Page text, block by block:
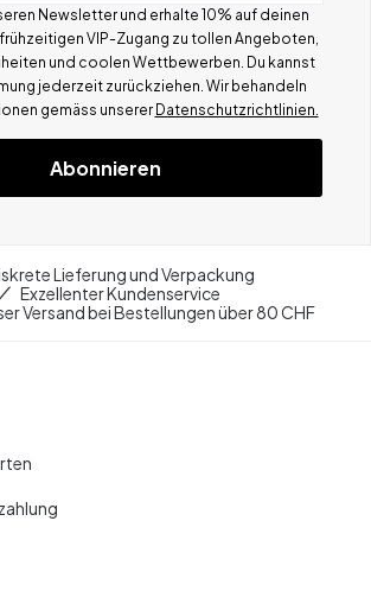
Newsletter und erhalte 10% auf deinen
VIP-Zugang zu tollen Angeboten,
und coolen Wettbewerben. Du kannst
jederzeit zurückziehen. Wir behandeln
gemäss unserer Datenschutzrichtlinien.
Abonnieren
Lieferung und Verpackung
Exzellenter Kundenservice
Versand bei Bestellungen über 80 CHF